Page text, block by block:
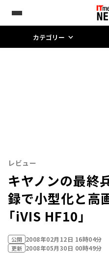
カテゴリー
レビュー
キヤノンの最
録で小型化と高
「iVIS HF10」
公開 2008年02月12日 16時04分
更新 2008年05月30日 00時49分